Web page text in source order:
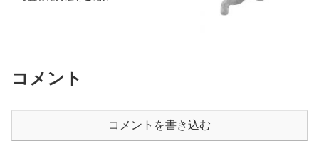
コメント
コメントを書き込む